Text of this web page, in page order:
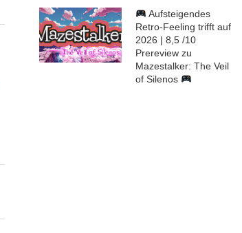
Aufsteigendes
Retro-Feeling trifft auf
2026 | 8,5 /10
Prereview zu
Mazestalker: The Veil
of Silenos